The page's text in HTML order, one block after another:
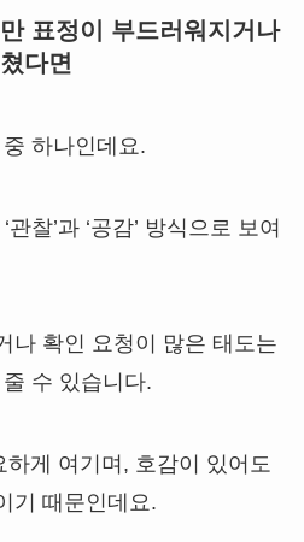
표정이 부드러워지거나
다면
하나인데요.
찰’과 ‘공감’ 방식으로 보여
나 확인 요청이 많은 태도는
수 있습니다.
하게 여기며, 호감이 있어도
기 때문인데요.